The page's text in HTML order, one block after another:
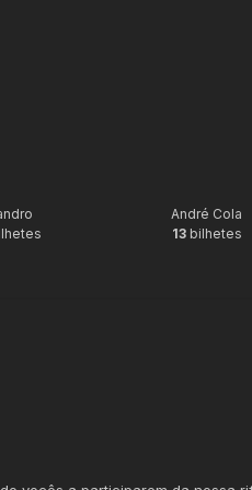
André Cola
13bilhetes